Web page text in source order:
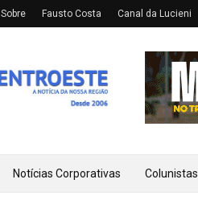
Sobre Fausto Costa Canal da Lucieni
Notícias Corporativas Colunistas